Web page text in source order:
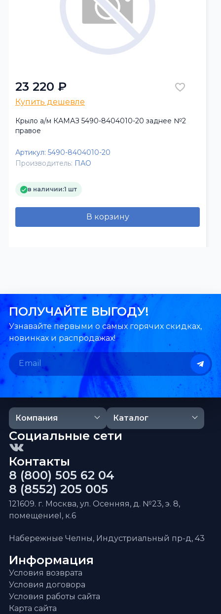
23 220 ₽
Купить дешевле
Крыло а/м КАМАЗ 5490-8404010-20 заднее №2
правое
Артикул: 5490-8404010-20
Производитель: ПАО
в наличии:1 шт
В корзину
ПОЛУЧАЙТЕ ВЫГОДУ!
Узнавайте первыми о самых горячих скидках,
новинках и распродажах!
Компания Каталог
Информация
Условия возврата
Условия договора
Условия работы сайта
Карта сайта
Контакты
8 (800) 505 62 04
8 (8552) 205 005
121609. г. Москва, ул. Осенняя, д. №23, э. 8,
помещениеI, к.6
Набережные Челны, Индустриальный пр-д, 43
Социальные сети